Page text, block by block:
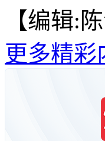
【编辑:
更多精彩